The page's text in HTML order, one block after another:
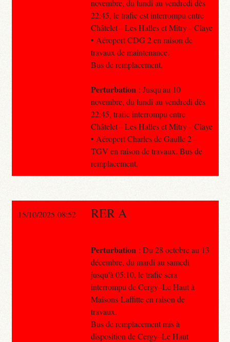
novembre, du lundi au vendredi dès
22:45, le trafic est interrompu entre
Châtelet – Les Halles et Mitry – Claye
• Aéroport CDG 2 en raison de
travaux de maintenance.
Bus de remplacement.
Perturbation : Jusqu'au 10
novembre, du lundi au vendredi dès
22:45, trafic interrompu entre
Châtelet – Les Halles et Mitry – Claye
• Aéroport Charles de Gaulle 2 –
TGV en raison de travaux. Bus de
remplacement.
15/10/2025 08:52 RER A
Perturbation : Du 28 octobre au 13
décembre, du mardi au samedi
jusqu'à 05:10, le trafic sera
interrompu de Cergy–Le Haut à
Maisons-Laffitte en raison de
travaux.
Bus de remplacement mis à
disposition de Cergy–Le Haut